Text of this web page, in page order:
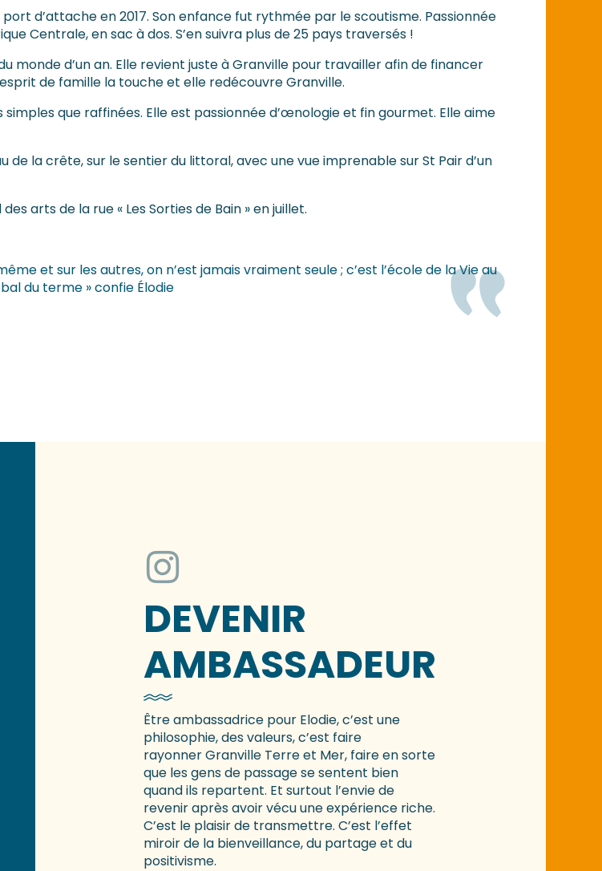
d’attache en 2017. Son enfance fut rythmée par le scoutisme. Passionnée
Centrale, en sac à dos. S’en suivra plus de 25 pays traversés !
monde d’un an. Elle revient juste à Granville pour travailler afin de financer
de famille la touche et elle redécouvre Granville.
que raffinées. Elle est passionnée d’œnologie et fin gourmet. Elle aime
la crête, sur le sentier du littoral, avec une vue imprenable sur St Pair d’un
arts de la rue « Les Sorties de Bain » en juillet.
et sur les autres, on n’est jamais vraiment seule ; c’est l’école de la Vie au
du terme » confie Élodie
DEVENIR
AMBASSADEUR
Être ambassadrice pour Elodie, c’est une
philosophie, des valeurs, c’est faire
rayonner Granville Terre et Mer, faire en sorte
que les gens de passage se sentent bien
quand ils repartent. Et surtout l’envie de
revenir après avoir vécu une expérience riche.
C’est le plaisir de transmettre. C’est l’effet
miroir de la bienveillance, du partage et du
positivisme.